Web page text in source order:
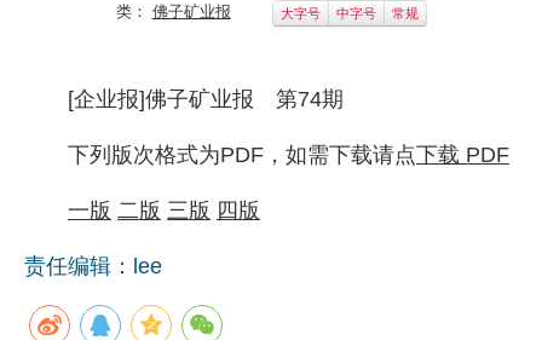
企业文化
《资源再生》杂志
类： 佛子矿业报 大字号 中字号 常规
[企业报]佛子矿业报 第74期
下列版次格式为PDF，如需下载请点下载 PDF
一版 二版 三版 四版
责任编辑：lee